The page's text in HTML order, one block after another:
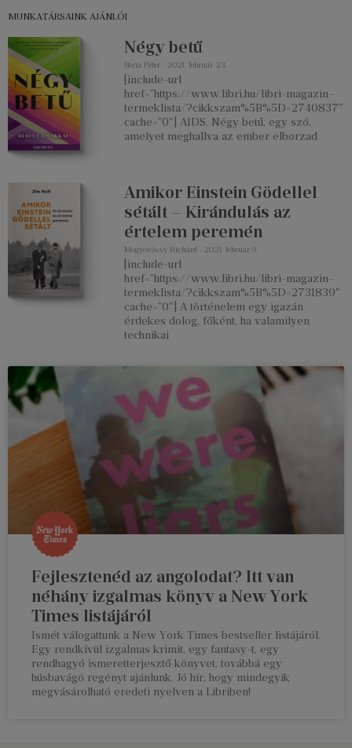
MUNKATÁRSAINK AJÁNLÓI
Négy betű
Berta Péter 2021. február 23.
[include-url
href=”https://www.libri.hu/libri-magazin-
termeklista/?cikkszam%5B%5D=2740837″
cache=”0″] AIDS. Négy betű, egy szó,
amelyet meghallva az ember elborzad
Amikor Einstein Gödellel
sétált – Kirándulás az
értelem peremén
Mogyoróssy Richárd 2021. február 9.
[include-url
href=”https://www.libri.hu/libri-magazin-
termeklista/?cikkszam%5B%5D=2731839″
cache=”0″] A történelem egy igazán
érdekes dolog, főként, ha valamilyen
technikai
Fejlesztenéd az angolodat? Itt van
néhány izgalmas könyv a New York
Times listájáról
Ismét válogattunk a New York Times bestseller listájáról.
Egy rendkívül izgalmas krimit, egy fantasy-t, egy
rendhagyó ismeretterjesztő könyvet, továbbá egy
húsbavágó regényt ajánlunk. Jó hír, hogy mindegyik
megvásárolható eredeti nyelven a Libriben!